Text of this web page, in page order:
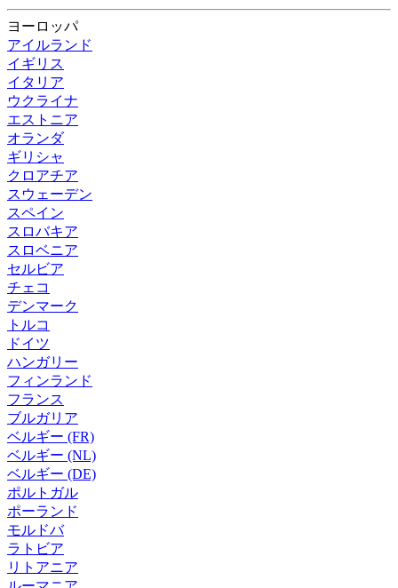
ヨーロッパ
アイルランド
イギリス
イタリア
ウクライナ
エストニア
オランダ
ギリシャ
クロアチア
スウェーデン
スペイン
スロバキア
スロベニア
セルビア
チェコ
デンマーク
トルコ
ドイツ
ハンガリー
フィンランド
フランス
ブルガリア
ベルギー (FR)
ベルギー (NL)
ベルギー (DE)
ポルトガル
ポーランド
モルドバ
ラトビア
リトアニア